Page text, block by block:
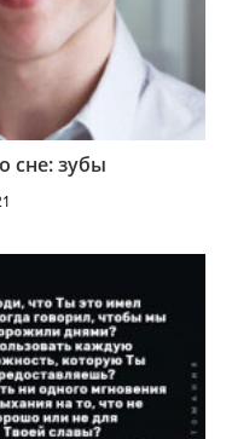
сне: зубы